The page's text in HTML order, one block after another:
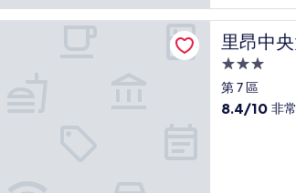
棒
了，
(541
則
論)
里昂中
里昂中央
3.0
星
級
第 7 區
8.4
8.4/10 非
克瑟斯法義公寓式飯店